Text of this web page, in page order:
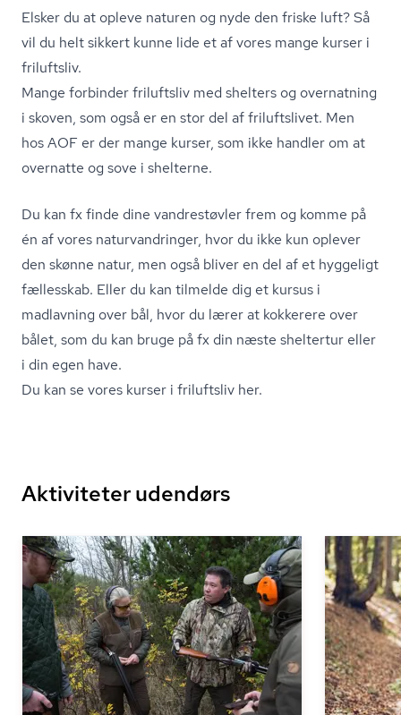
Elsker du at opleve naturen og nyde den friske luft? Så
vil du helt sikkert kunne lide et af vores mange kurser i
friluftsliv.
Mange forbinder friluftsliv med shelters og overnatning
i skoven, som også er en stor del af friluftslivet. Men
hos AOF er der mange kurser, som ikke handler om at
overnatte og sove i shelterne.
Du kan fx finde dine vandrestøvler frem og komme på
én af vores na­tur­van­drin­ger, hvor du ikke kun oplever
den skønne natur, men også bliver en del af et hyggeligt
fællesskab. Eller du kan tilmelde dig et kursus i
madlavning over bål, hvor du lærer at kokkerere over
bålet, som du kan bruge på fx din næste sheltertur eller
i din egen have.
Du kan se vores kurser i friluftsliv her.
Aktiviteter udendørs